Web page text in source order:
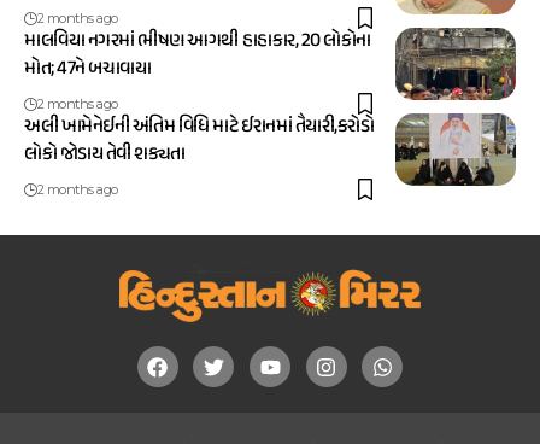
2 months ago
માલવિયા નગરમાં ભીષણ આગથી હાહાકાર, 20 લોકોના
મોત; 47ને બચાવાયા
2 months ago
અલી ખામેનેઈની અંતિમ વિધિ માટે ઈરાનમાં તૈયારી,કરોડો
લોકો જોડાય તેવી શક્યતા
2 months ago